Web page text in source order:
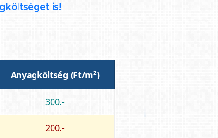
is!
Anyagköltség (Ft/m²)
300.-
200.-